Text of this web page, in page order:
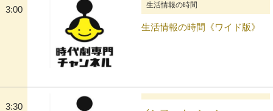
3:00 生活情報の時間
生活情報の時間《ワイド版》
3:30